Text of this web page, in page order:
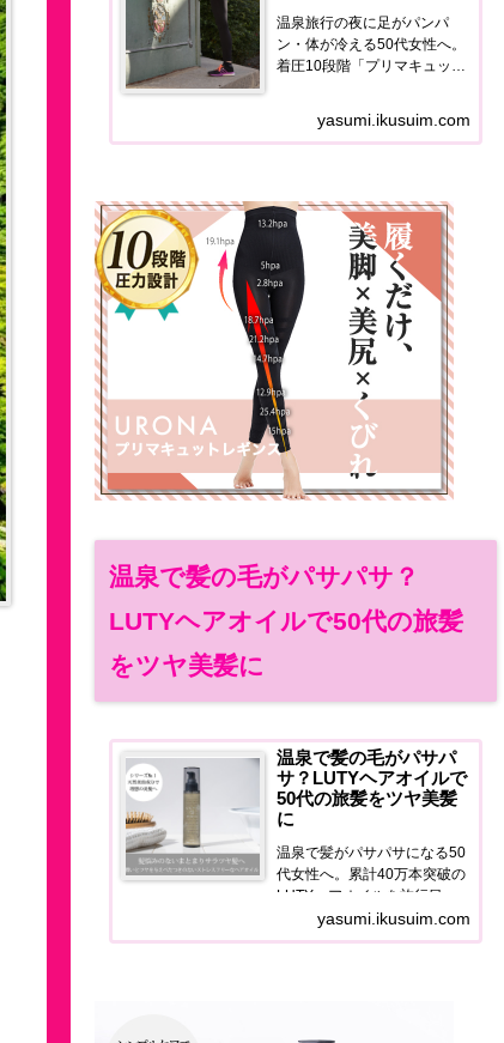
温泉旅行の夜に足がパンパ
ン・体が冷える50代女性へ。
着圧10段階「プリマキュット
の足の軽さが全然違います。
yasumi.ikusuim.com
温泉で髪の毛がパサパサ？
LUTYヘアオイルで50代の旅髪
をツヤ美髪に
温泉で髪の毛がパサパ
サ？LUTYヘアオイルで
50代の旅髪をツヤ美髪
に
温泉で髪がパサパサになる50
代女性へ。累計40万本突破の
LUTYヘアオイルを旅行目線
で正直レビュー。泉質ダメー
ジ・宿のドライヤー問題を解
yasumi.ikusuim.com